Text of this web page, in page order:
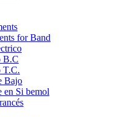
for Band
B.C
T.C.
Bajo
en Si bemol